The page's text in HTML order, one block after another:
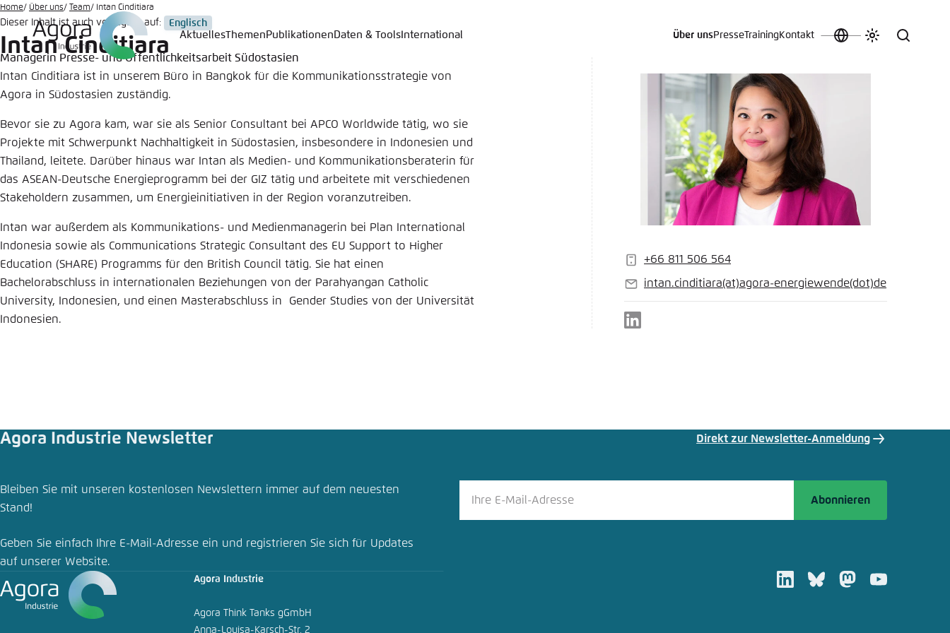
Zum
Hauptinhalt
gehen
SpracheFarbschema
Suche
AktuellesThemen PublikationenDaten & ToolsInternational Über unsPresseTraining Kontakt
Home Über uns Team Intan Cinditiara
Dieser Inhalt ist auch verfügbar auf: Englisch
Intan Cinditiara
Managerin Presse- und Öffentlichkeitsarbeit Südostasien
Intan Cinditiara ist in unserem Büro in Bangkok für die Kommunikationsstrategie von
Agora in Südostasien zuständig.
Bevor sie zu Agora kam, war sie als Senior Consultant bei APCO Worldwide tätig, wo sie
Projekte mit Schwerpunkt Nachhaltigkeit in Südostasien, insbesondere in Indonesien und
Thailand, leitete. Darüber hinaus war Intan als Medien- und Kommunikationsberaterin für
das ASEAN-Deutsche Energieprogramm bei der GIZ tätig und arbeitete mit verschiedenen
Stakeholdern zusammen, um Energieinitiativen in der Region voranzutreiben.
Intan war außerdem als Kommunikations- und Medienmanagerin bei Plan International
Indonesia sowie als Communications Strategic Consultant des EU Support to Higher
Education (SHARE) Programms für den British Council tätig. Sie hat einen
Bachelorabschluss in internationalen Beziehungen von der Parahyangan Catholic
University, Indonesien, und einen Masterabschluss in Gender Studies von der Universität
Indonesien.
Handy+66 811 506 564
E-
Mail
intan.cinditiara(at)agora-energiewende(dot)de
LinkedIn
Agora Industrie Newsletter
Bleiben Sie mit unseren kostenlosen Newslettern immer auf dem neuesten
Stand!
Geben Sie einfach Ihre E-Mail-Adresse ein und registrieren Sie sich für Updates
auf unserer Website.
Abonnieren
Direkt zur Newsletter-Anmeldung
Agora Industrie
Agora Think Tanks gGmbH
Anna-Louisa-Karsch-Str. 2
LinkedInBlueskyMastodonYoutube
Melden Sie sich an um ..., ... und ... zu verwalten.
Benutzername
Passwort vergessen?
Anmelden
Noch kein Benutzerkonto?
Englisch
Diese Webseite passt ihr Farbschema basierend auf Ihren Einstellungen an.
Wählen Sie aus, welches Farbschema Sie für diese Webseite verwenden
Close
Hell Automatisch